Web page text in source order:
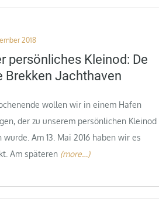
2018
persönliches Kleinod: De
Brekken Jachthaven
wollen wir in einem Hafen
der zu unserem persönlichen Kleinod
wurde. Am 13. Mai 2016 haben wir es
Am späteren (more…)